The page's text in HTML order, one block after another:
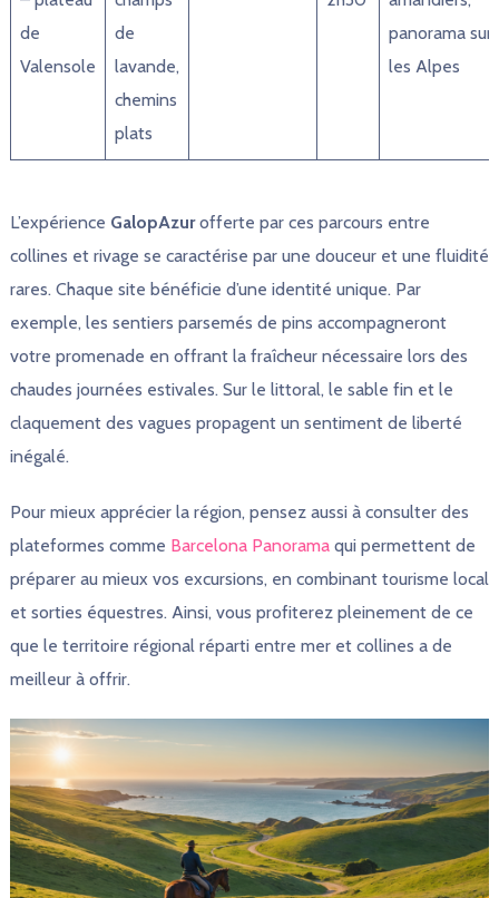
de
Valensole
de
lavande,
chemins
plats
panorama sur
les Alpes
L’expérience GalopAzurofferte par ces parcours entre
collines et rivage se caractérise par une douceur et une fluidité
rares. Chaque site bénéficie d’une identité unique. Par
exemple, les sentiers parsemés de pins accompagneront
votre promenade en offrant la fraîcheur nécessaire lors des
chaudes journées estivales. Sur le littoral, le sable fin et le
claquement des vagues propagent un sentiment de liberté
inégalé.
Pour mieux apprécier la région, pensez aussi à consulter des
plateformes comme Barcelona Panoramaqui permettent de
préparer au mieux vos excursions, en combinant tourisme local
et sorties équestres. Ainsi, vous profiterez pleinement de ce
que le territoire régional réparti entre mer et collines a de
meilleur à offrir.